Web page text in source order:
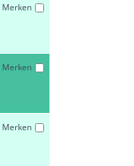
Merken
Merken
Merken